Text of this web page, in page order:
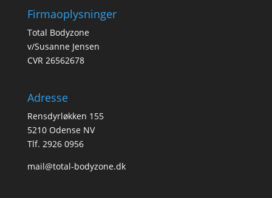
Firmaoplysninger
Total Bodyzone
v/Susanne Jensen
CVR 26562678
Adresse
Rensdyrløkken 155
5210 Odense NV
Tlf. 2926 0956
mail@total-bodyzone.dk